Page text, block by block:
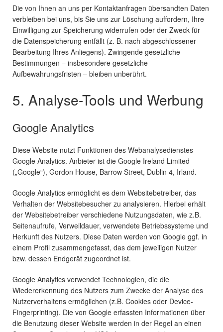
Die von Ihnen an uns per Kontaktanfragen übersandten Daten
verbleiben bei uns, bis Sie uns zur Löschung auffordern, Ihre
Einwilligung zur Speicherung widerrufen oder der Zweck für
die Datenspeicherung entfällt (z. B. nach abgeschlossener
Bearbeitung Ihres Anliegens). Zwingende gesetzliche
Bestimmungen – insbesondere gesetzliche
Aufbewahrungsfristen – bleiben unberührt.
5. Analyse-Tools und Werbung
Google Analytics
Diese Website nutzt Funktionen des Webanalysedienstes
Google Analytics. Anbieter ist die Google Ireland Limited
(„Google“), Gordon House, Barrow Street, Dublin 4, Irland.
Google Analytics ermöglicht es dem Websitebetreiber, das
Verhalten der Websitebesucher zu analysieren. Hierbei erhält
der Websitebetreiber verschiedene Nutzungsdaten, wie z.B.
Seitenaufrufe, Verweildauer, verwendete Betriebssysteme und
Herkunft des Nutzers. Diese Daten werden von Google ggf. in
einem Profil zusammengefasst, das dem jeweiligen Nutzer
bzw. dessen Endgerät zugeordnet ist.
Google Analytics verwendet Technologien, die die
Wiedererkennung des Nutzers zum Zwecke der Analyse des
Nutzerverhaltens ermöglichen (z.B. Cookies oder Device-
Fingerprinting). Die von Google erfassten Informationen über
die Benutzung dieser Website werden in der Regel an einen